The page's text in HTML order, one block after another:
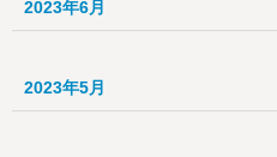
2023年6月
2023年5月